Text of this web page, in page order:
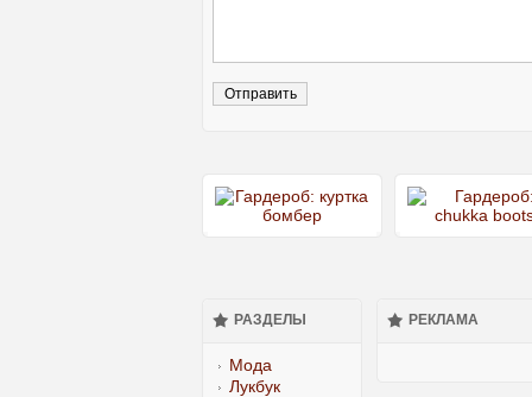
РАЗДЕЛЫ
Мода
Лукбук
РЕКЛАМА